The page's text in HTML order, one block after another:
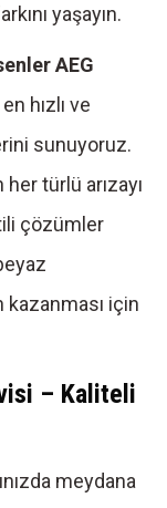
yaşayın.
AEG
hızlı ve
sunuyoruz.
türlü arızayı
çözümler
kazanması için
– Kaliteli
meydana